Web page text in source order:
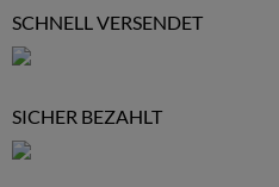
SCHNELL VERSENDET
SICHER BEZAHLT